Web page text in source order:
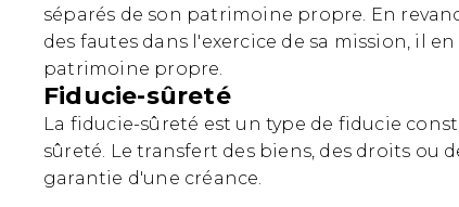
séparés de son patrimoine propre. En
des fautes dans l'exercice de sa mission, il
patrimoine propre.
Fiducie-sûreté
La fiducie-sûreté est un type de fiducie
sûreté. Le transfert des biens, des droits ou
garantie d'une créance.